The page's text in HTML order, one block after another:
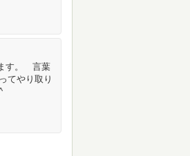
す。 言葉
てやり取り